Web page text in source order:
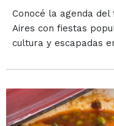
Conocé la agenda
Aires con fiestas
cultura y escapadas